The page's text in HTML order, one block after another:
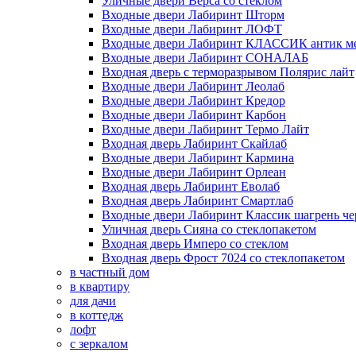
Входные двери Лабиринт Шторм
Входные двери Лабиринт ЛОФТ
Входные двери Лабиринт КЛАССИК антик
Входные двери Лабиринт СОНАЛАБ
Входная дверь с терморазрывом Полярис лайт
Входные двери Лабиринт Леолаб
Входные двери Лабиринт Кредор
Входные двери Лабиринт Карбон
Входные двери Лабиринт Термо Лайт
Входная дверь Лабиринт Скайлаб
Входные двери Лабиринт Кармина
Входные двери Лабиринт Орлеан
Входная дверь Лабиринт Еволаб
Входная дверь Лабиринт Смартлаб
Входные двери Лабиринт Классик шагрень
Уличная дверь Сияна со стеклопакетом
Входная дверь Имперо со стеклом
Входная дверь Фрост 7024 со стеклопакетом
в частный дом
в квартиру
для дачи
в коттедж
лофт
с зеркалом